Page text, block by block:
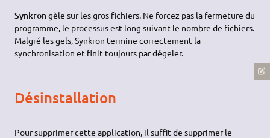
Synkrongèle sur les gros fichiers. Ne forcez pas la fermeture du
programme, le processus est long suivant le nombre de fichiers.
Malgré les gels, Synkron termine correctement la
synchronisation et finit toujours par dégeler.
Désinstallation
Pour supprimer cette application, il suffit de supprimer le